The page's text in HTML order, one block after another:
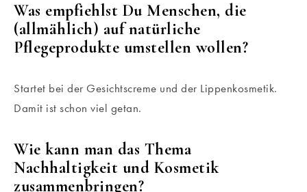
Was empfiehlst Du Menschen, die
(allmählich) auf natürliche
Pflegeprodukte umstellen wollen?
Startet bei der Gesichtscreme und der Lippenkosmetik.
Damit ist schon viel getan.
Wie kann man das Thema
Nachhaltigkeit und Kosmetik
zusammenbringen?